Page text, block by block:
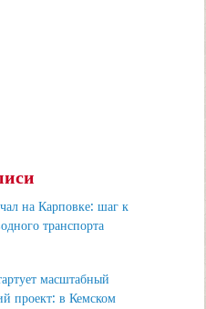
на Карповке: шаг к
транспорта
масштабный
проект: в Кемском